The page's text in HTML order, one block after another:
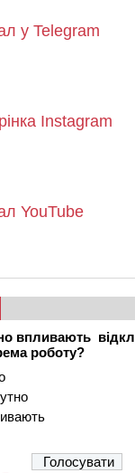
у Telegram
Instagram
YouTube
впливають
роботу?